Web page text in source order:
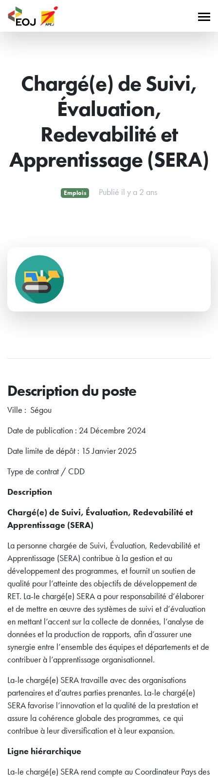
Chargé(e) de Suivi,
Évaluation,
Redevabilité et
Apprentissage (SERA)
Emplois Publié il y a 2 ans
Description du poste
Ville : Ségou
Date de publication : 24 Décembre 2024
Date limite de dépôt : 15 Janvier 2025
Type de contrat / CDD
Description
Chargé(e) de Suivi, Évaluation, Redevabilité et
Apprentissage (SERA)
La personne chargée de Suivi, Évaluation, Redevabilité et
Apprentissage (SERA) contribue à la gestion et au
développement des programmes, et fournit un soutien de
qualité pour l’atteinte des objectifs de développement de
RET. La-le chargé(e) SERA a pour responsabilité d’élaborer
et de mettre en œuvre des systèmes de suivi et d’évaluation
en mettant l’accent sur la collecte de données, l’analyse de
données et la production de rapports, afin d’assurer une
synergie entre l’ensemble des équipes et départements et de
contribuer à l’apprentissage organisationnel.
La-le chargé(e) SERA travaille avec des organisations
partenaires et d’autres parties prenantes. La-le chargé(e)
SERA favorise l’innovation et la qualité de la prestation et
assure la cohérence globale des programmes, ce qui
contribue à leur diversification et à leur expansion.
Ligne hiérarchique
La-le chargé(e) SERA rend compte au Coordinateur Pays des